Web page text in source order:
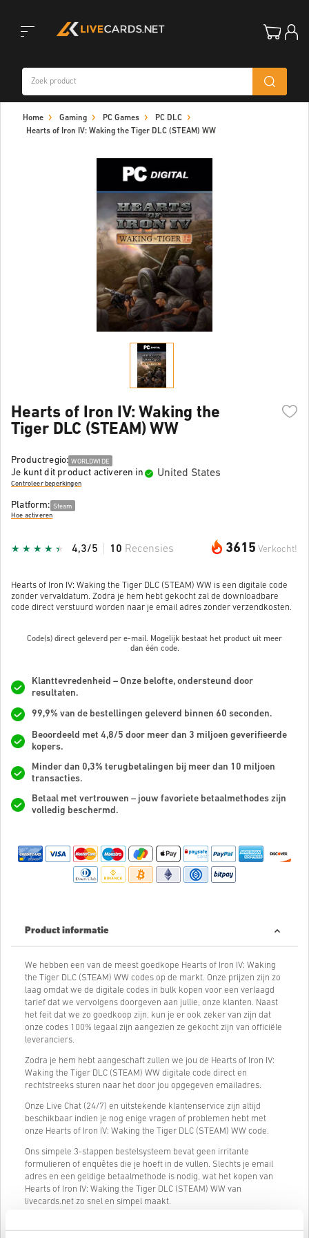
navigation
Home Gaming PC Games
PC DLC
Hearts of Iron IV: Waking the Tiger DLC (STEAM) WW
Hearts of Iron IV: Waking the
Tiger DLC (STEAM) WW
Productregio: WORLDWIDE
Je kunt dit product activeren in United States
Controleer beperkingen
Platform: Steam
Hoe activeren
3615 Verkocht!
4,3/5 10 Recensies
Hearts of Iron IV: Waking the Tiger DLC (STEAM) WW is een digitale code
zonder vervaldatum. Zodra je hem hebt gekocht zal de downloadbare
code direct verstuurd worden naar je email adres zonder verzendkosten.
Code(s) direct geleverd per e-mail. Mogelijk bestaat het product uit meer
dan één code.
Klanttevredenheid – Onze belofte, ondersteund door
resultaten.
99,9% van de bestellingen geleverd binnen 60 seconden.
Beoordeeld met 4,8/5 door meer dan 3 miljoen geverifieerde
kopers.
Minder dan 0,3% terugbetalingen bij meer dan 10 miljoen
transacties.
Betaal met vertrouwen – jouw favoriete betaalmethodes zijn
volledig beschermd.
Product informatie
We hebben een van de meest goedkope Hearts of Iron IV: Waking
the Tiger DLC (STEAM) WW codes op de markt. Onze prijzen zijn zo
laag omdat we de digitale codes in bulk kopen voor een verlaagd
tarief dat we vervolgens doorgeven aan jullie, onze klanten. Naast
het feit dat we zo goedkoop zijn, kun je er ook zeker van zijn dat
onze codes 100% legaal zijn aangezien ze gekocht zijn van officiële
leveranciers.
Zodra je hem hebt aangeschaft zullen we jou de Hearts of Iron IV:
Waking the Tiger DLC (STEAM) WW digitale code direct en
rechtstreeks sturen naar het door jou opgegeven emailadres.
Onze Live Chat (24/7) en uitstekende klantenservice zijn altijd
beschikbaar indien je nog enige vragen of problemen hebt met
onze Hearts of Iron IV: Waking the Tiger DLC (STEAM) WW code.
Ons simpele 3-stappen bestelsysteem bevat geen irritante
formulieren of enquêtes die je hoeft in de vullen. Slechts je email
adres en een geldige betaalmethode is nodig, wat het kopen van
Hearts of Iron IV: Waking the Tiger DLC (STEAM) WW van
livecards.net zo snel en simpel maakt.